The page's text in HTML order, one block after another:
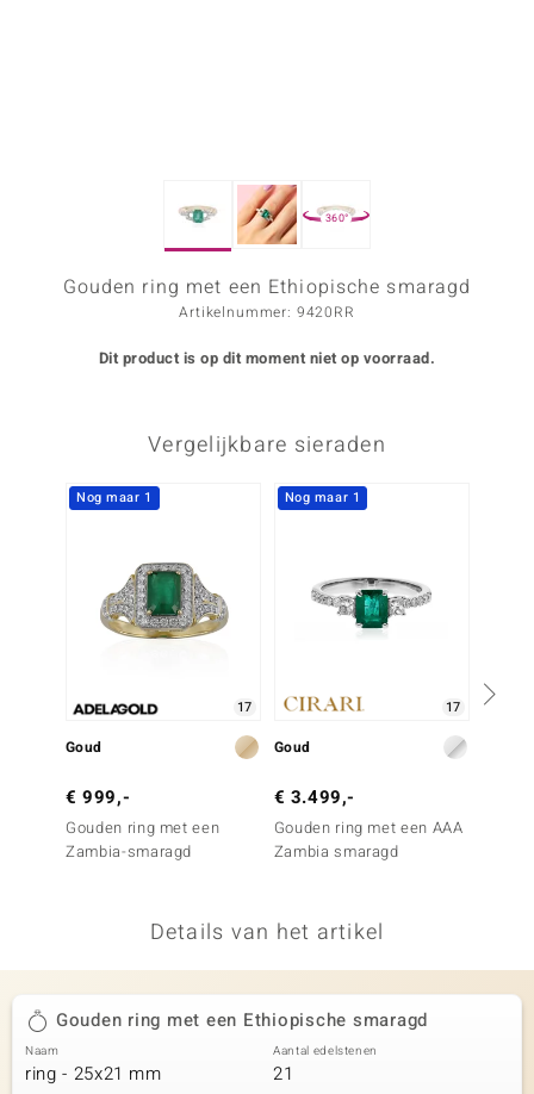
Collection
360°
Gouden ring met een Ethiopische smaragd
Artikelnummer: 9420RR
Dit product is op dit moment niet op voorraad.
Vergelijkbare sieraden
Nog maar 1
17
Goud
€ 999,-
Gouden ring met een
Zambia-smaragd
Nog maar 1
17
Goud
€ 3.499,-
Gouden ring met een AAA
Zambia smaragd
Details van het artikel
Gouden ring met een Ethiopische smaragd
Naam
ring - 25x21 mm
Aantal edelstenen
21